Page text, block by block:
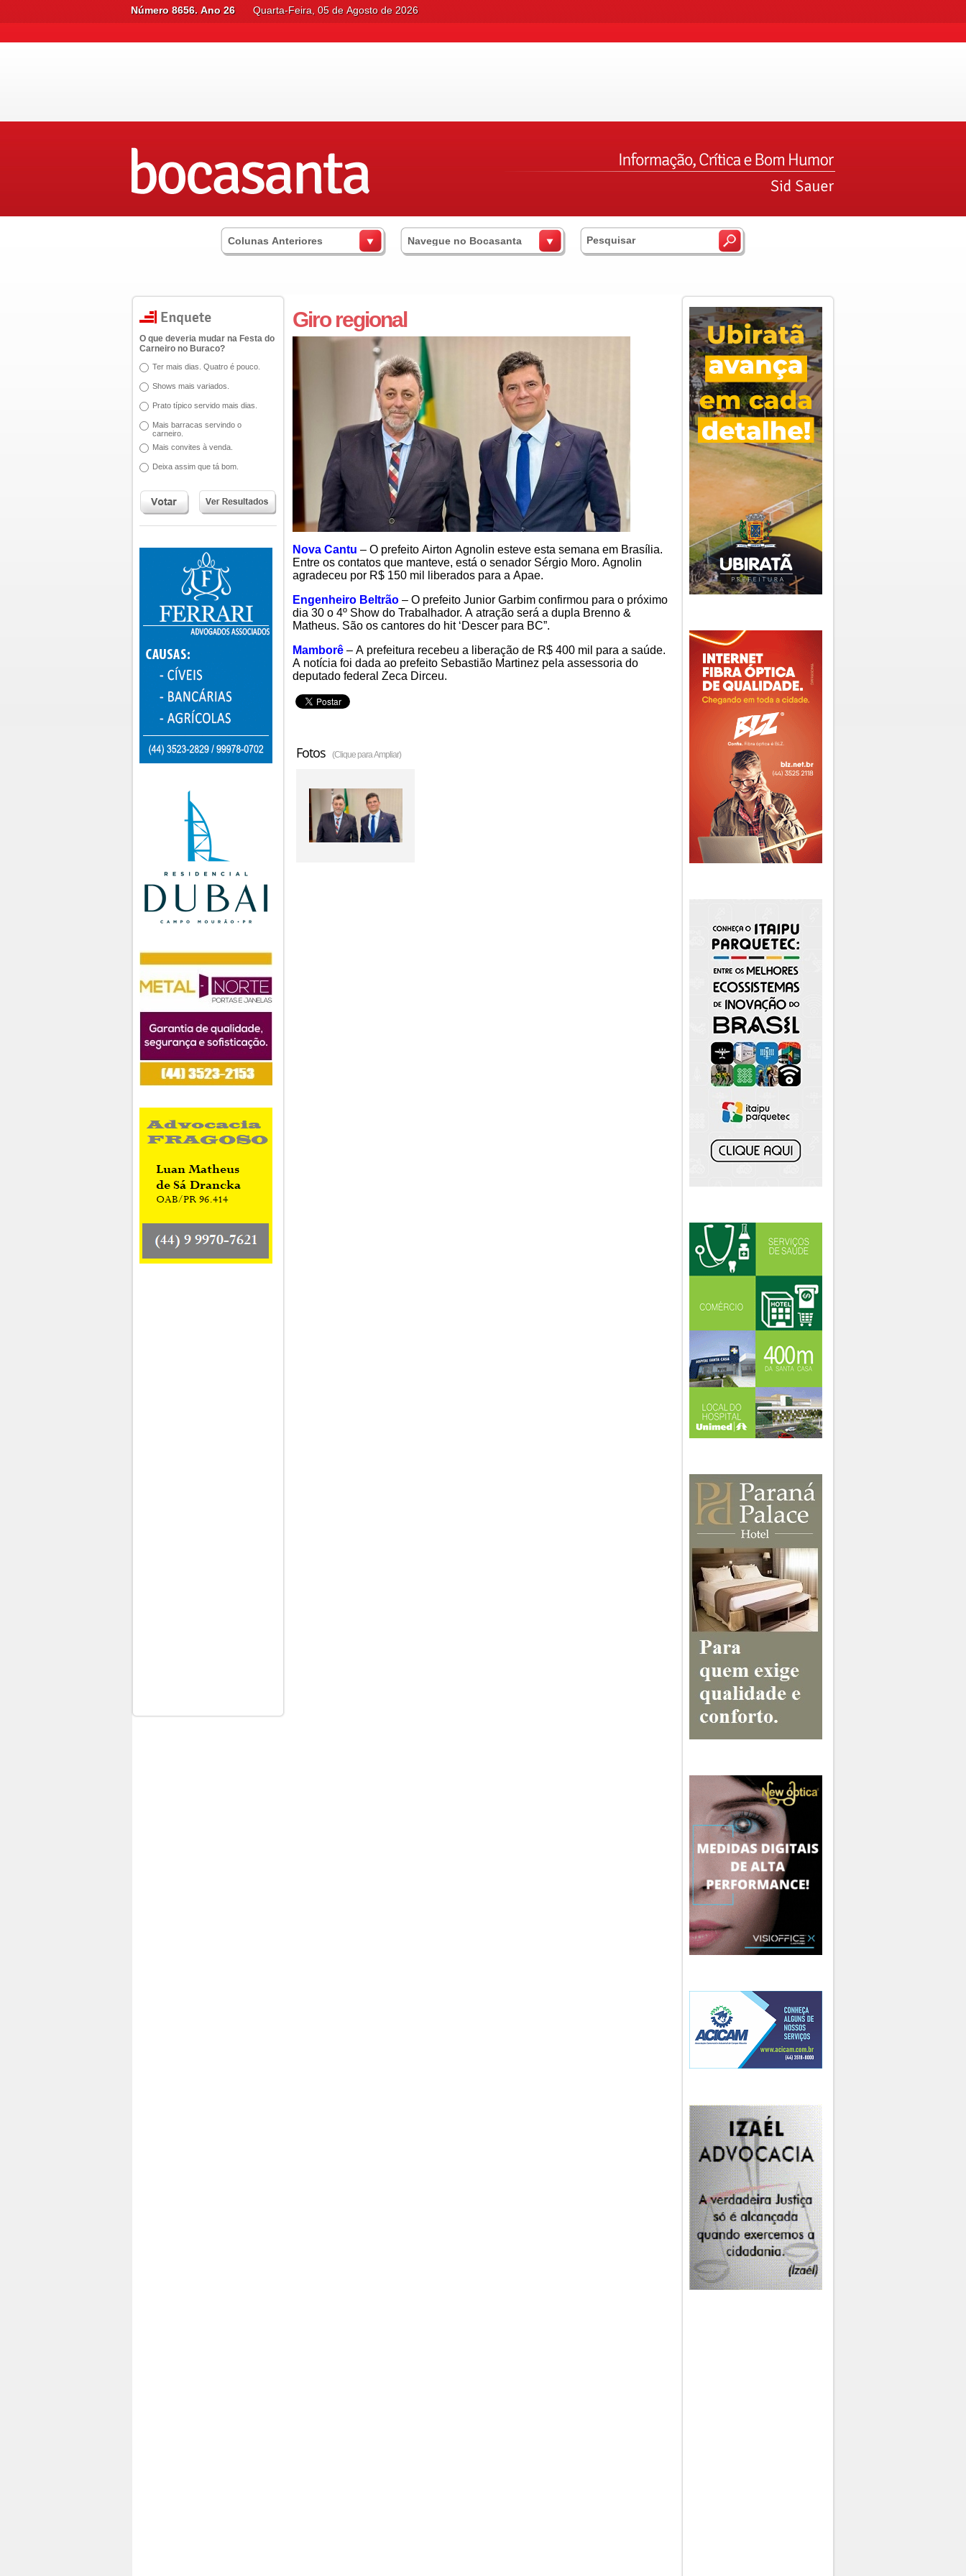
Número 8656. Ano 26 Quarta-Feira, 05 de Agosto de 2026
Colunas Anteriores Navegue no Bocasanta
O que deveria mudar na Festa do
Carneiro no Buraco?
Ter mais dias. Quatro é pouco.
Shows mais variados.
Prato típico servido mais dias.
Mais barracas servindo o
carneiro.
Mais convites à venda.
Deixa assim que tá bom.
Giro regional
Nova Cantu – O prefeito Airton Agnolin esteve esta semana em Brasília.
Entre os contatos que manteve, está o senador Sérgio Moro. Agnolin
agradeceu por R$ 150 mil liberados para a Apae.
Engenheiro Beltrão – O prefeito Junior Garbim confirmou para o próximo
dia 30 o 4º Show do Trabalhador. A atração será a dupla Brenno &
Matheus. São os cantores do hit ‘Descer para BC”.
Mamborê – A prefeitura recebeu a liberação de R$ 400 mil para a saúde.
A notícia foi dada ao prefeito Sebastião Martinez pela assessoria do
deputado federal Zeca Dirceu.
Fotos (Clique para Ampliar)